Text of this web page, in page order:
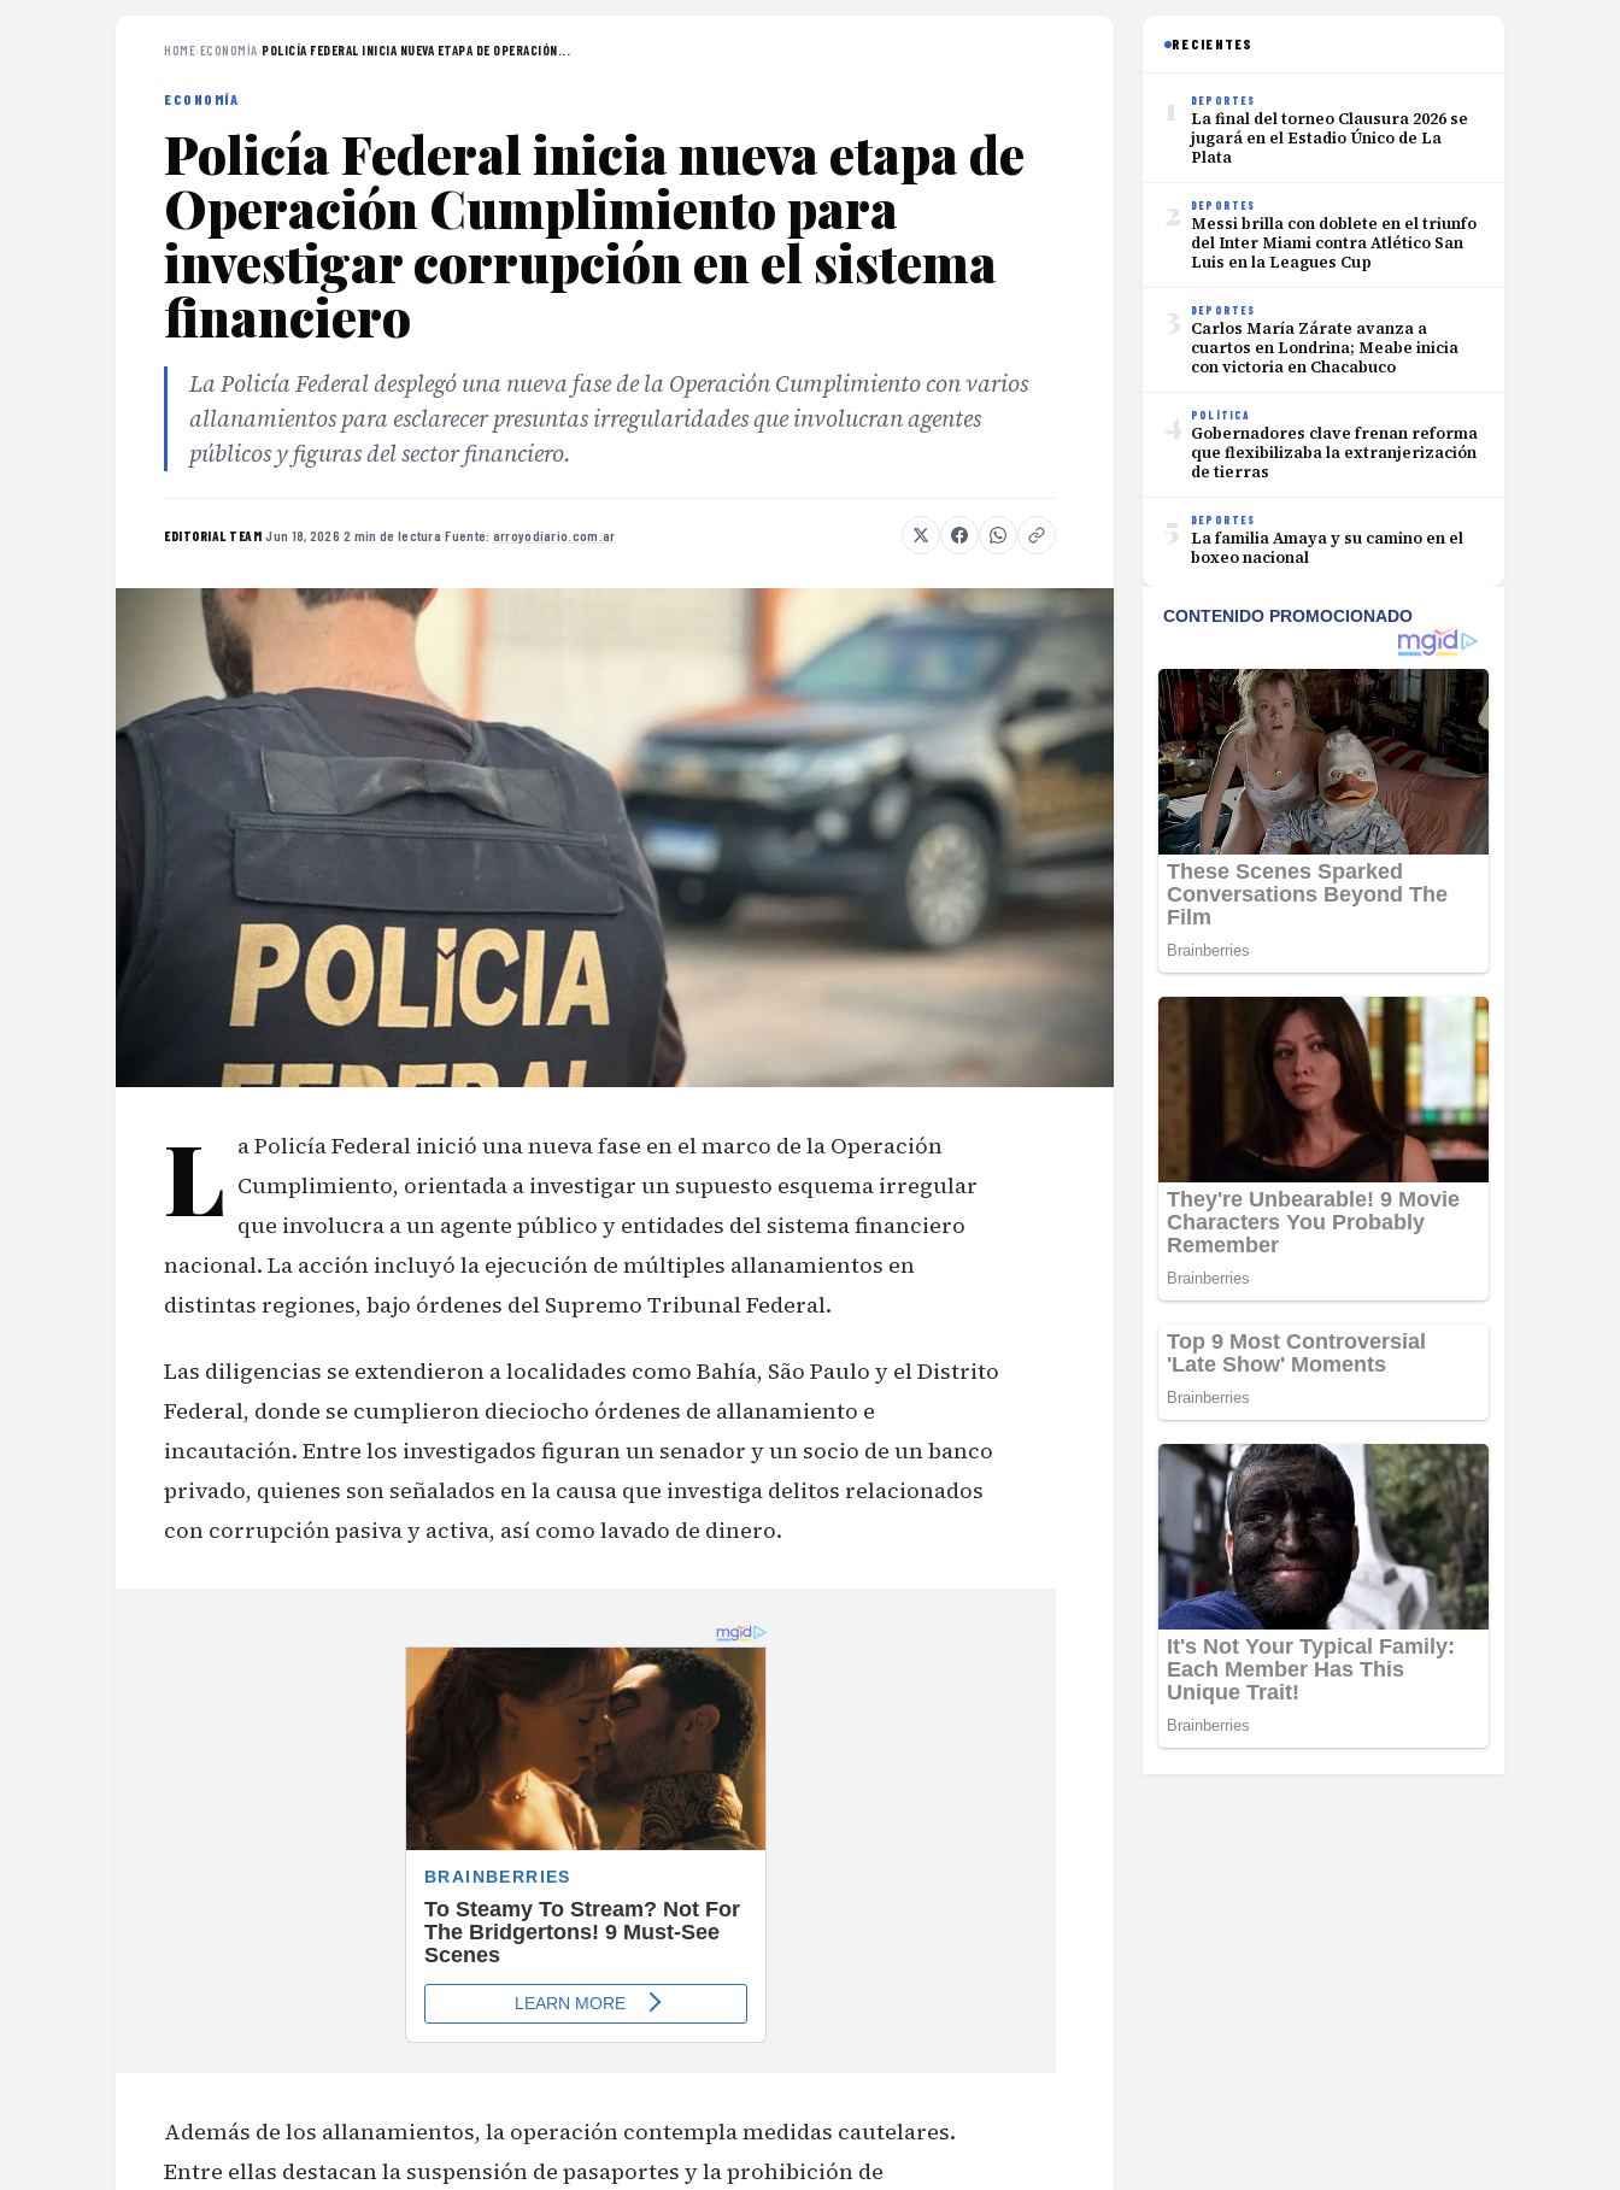
HOME›ECONOMÍA›POLICÍA FEDERAL INICIA NUEVA ETAPA DE OPERACIÓN...
ECONOMÍA
Policía Federal inicia nueva etapa de
Operación Cumplimiento para
investigar corrupción en el sistema
financiero
La Policía Federal desplegó una nueva fase de la Operación Cumplimiento con varios
allanamientos para esclarecer presuntas irregularidades que involucran agentes
públicos y figuras del sector financiero.
EDITORIAL TEAM·Jun 18, 2026·2 min de lectura·Fuente: arroyodiario.com.ar
L a Policía Federal inició una nueva fase en el marco de la Operación
Cumplimiento, orientada a investigar un supuesto esquema irregular
que involucra a un agente público y entidades del sistema financiero
nacional. La acción incluyó la ejecución de múltiples allanamientos en
distintas regiones, bajo órdenes del Supremo Tribunal Federal.
Las diligencias se extendieron a localidades como Bahía, São Paulo y el Distrito
Federal, donde se cumplieron dieciocho órdenes de allanamiento e
incautación. Entre los investigados figuran un senador y un socio de un banco
privado, quienes son señalados en la causa que investiga delitos relacionados
con corrupción pasiva y activa, así como lavado de dinero.
Además de los allanamientos, la operación contempla medidas cautelares.
Entre ellas destacan la suspensión de pasaportes y la prohibición de
RECIENTES
1 DEPORTES
La final del torneo Clausura 2026 se
jugará en el Estadio Único de La
Plata
2 DEPORTES
Messi brilla con doblete en el triunfo
del Inter Miami contra Atlético San
Luis en la Leagues Cup
3 DEPORTES
Carlos María Zárate avanza a
cuartos en Londrina; Meabe inicia
con victoria en Chacabuco
4 POLÍTICA
Gobernadores clave frenan reforma
que flexibilizaba la extranjerización
de tierras
5 DEPORTES
La familia Amaya y su camino en el
boxeo nacional